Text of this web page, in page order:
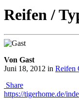
Reifen /
Von Gast
Juni 18, 2012 in Reifen
Share
https://tigerhome.de/